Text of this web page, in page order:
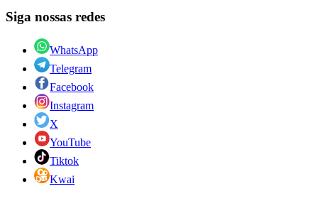
Siga nossas redes
WhatsApp
Telegram
Facebook
Instagram
X
YouTube
Tiktok
Kwai